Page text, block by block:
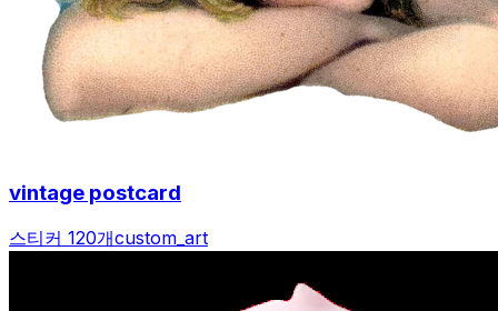
vintage postcard
스티커 120개custom_art